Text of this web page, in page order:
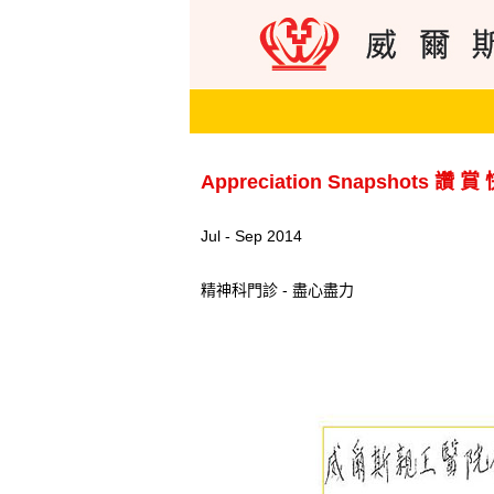
Appreciation Snapshots 讚 賞
Jul - Sep 2014
精神科門診 - 盡心盡力